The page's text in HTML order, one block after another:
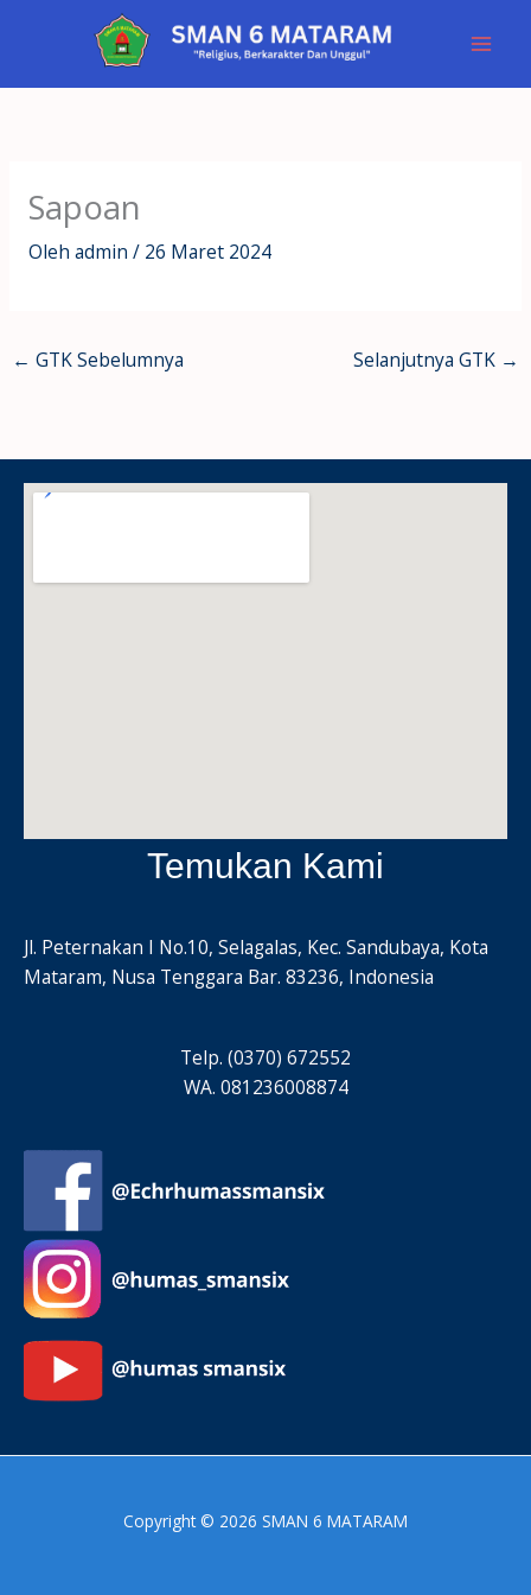
Sapoan
Oleh admin / 26 Maret 2024
← GTK Sebelumnya Selanjutnya GTK →
Temukan Kami
Jl. Peternakan I No.10, Selagalas, Kec. Sandubaya, Kota
Mataram, Nusa Tenggara Bar. 83236, Indonesia
Telp. (0370) 672552
WA. 081236008874
Copyright © 2026 SMAN 6 MATARAM